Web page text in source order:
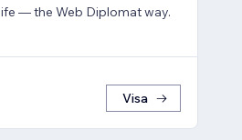
— the Web Diplomat way.
Visa